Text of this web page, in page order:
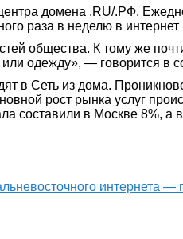
домена .RU/.РФ.
раза в неделю в
общества. К тому же
или одежду», — говорится в
в Сеть из дома.
рост рынка услуг
составили в Москве 8%, а
интернета